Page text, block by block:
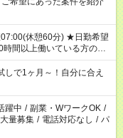
間以上働いている方のW
しで1ヶ月～！自分に合え
躍中 / 副業・WワークOK /
量募集 / 電話対応なし / パ